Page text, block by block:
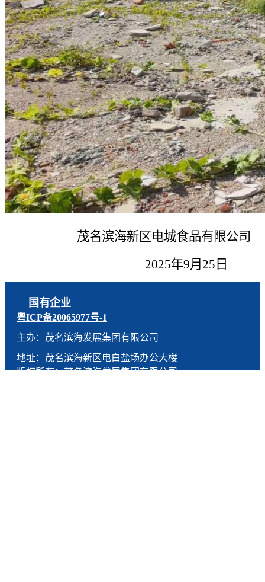
茂名滨海新区电城食品有限公司
2025年9月25日
国有企业
粤ICP备20065977号-1
主办：茂名滨海发展集团有限公司
地址：茂名滨海新区电白盐场办公大楼
版权所有：茂名滨海发展集团有限公司